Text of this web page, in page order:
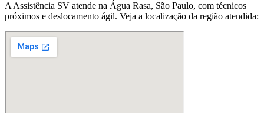
A Assistência SV atende na Água Rasa, São Paulo, com técnicos
próximos e deslocamento ágil. Veja a localização da região atendida: